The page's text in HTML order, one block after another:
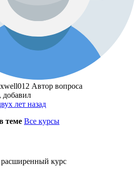
Автор вопроса
, добавил
лет назад
теме Все курсы
курс